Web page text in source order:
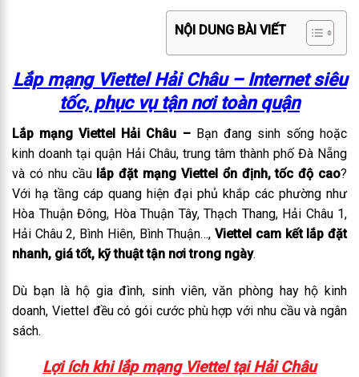
NỘI DUNG BÀI VIẾT
Lắp mạng Viettel Hải Châu – Internet siêu
tốc, phục vụ tận nơi toàn quận
Lắp mạng Viettel Hải Châu – Bạn đang sinh sống hoặc
kinh doanh tại quận Hải Châu, trung tâm thành phố Đà Nẵng
và có nhu cầu lắp đặt mạng Viettel ổn định, tốc độ cao?
Với hạ tầng cáp quang hiện đại phủ khắp các phường như
Hòa Thuận Đông, Hòa Thuận Tây, Thạch Thang, Hải Châu 1,
Hải Châu 2, Bình Hiên, Bình Thuận…,Viettel cam kết lắp đặt
nhanh, giá tốt, kỹ thuật tận nơi trong ngày.
Dù bạn là hộ gia đình, sinh viên, văn phòng hay hộ kinh
doanh, Viettel đều có gói cước phù hợp với nhu cầu và ngân
sách.
Lợi ích khi lắp mạng Viettel tại Hải Châu